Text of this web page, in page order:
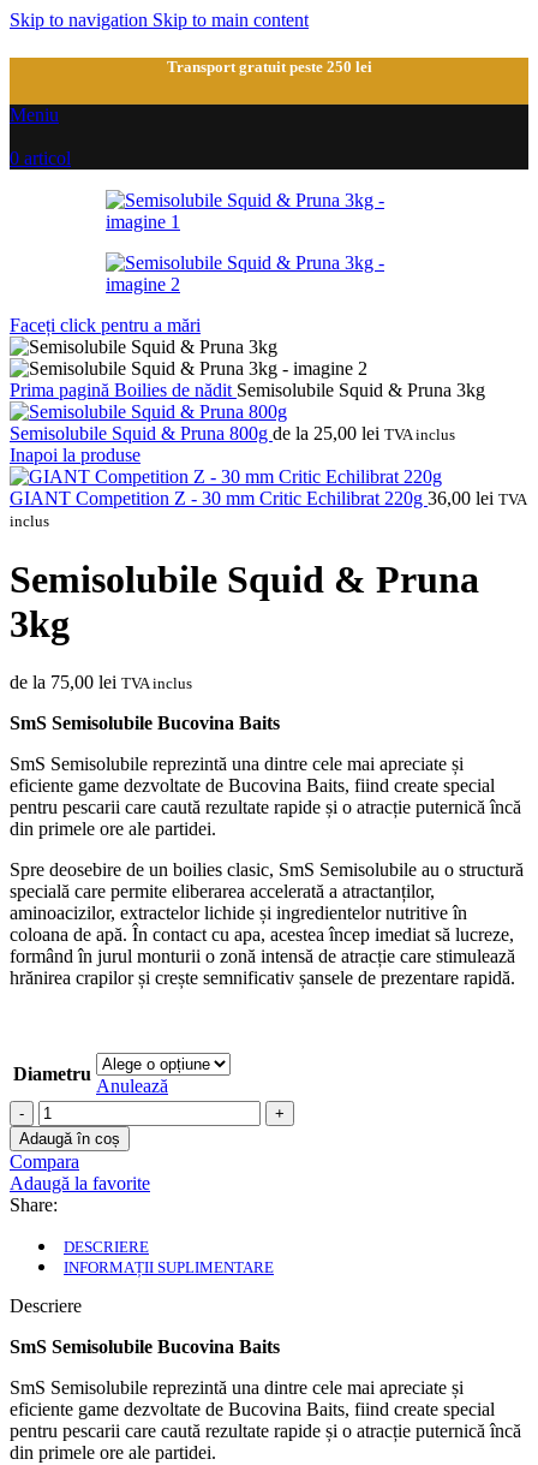
Skip to navigation Skip to main content
Transport gratuit peste 250 lei
Meniu
0 articol
Faceți click pentru a mări
Prima pagină Boilies de nădit Semisolubile Squid & Pruna 3kg
Semisolubile Squid & Pruna 800g de la 25,00 lei TVA inclus
Inapoi la produse
GIANT Competition Z - 30 mm Critic Echilibrat 220g 36,00 lei TVA
inclus
Semisolubile Squid & Pruna
3kg
de la 75,00 lei TVA inclus
SmS Semisolubile Bucovina Baits
SmS Semisolubile reprezintă una dintre cele mai apreciate și
eficiente game dezvoltate de Bucovina Baits, fiind create special
pentru pescarii care caută rezultate rapide și o atracție puternică încă
din primele ore ale partidei.
Spre deosebire de un boilies clasic, SmS Semisolubile au o structură
specială care permite eliberarea accelerată a atractanților,
aminoacizilor, extractelor lichide și ingredientelor nutritive în
coloana de apă. În contact cu apa, acestea încep imediat să lucreze,
formând în jurul monturii o zonă intensă de atracție care stimulează
hrănirea crapilor și crește semnificativ șansele de prezentare rapidă.
Diametru
Anulează
Cantitate
Semisolubile
Squid
&
Pruna
3kg
Adaugă în coș
Compara
Adaugă la favorite
Share:
DESCRIERE
INFORMAȚII SUPLIMENTARE
Descriere
SmS Semisolubile Bucovina Baits
SmS Semisolubile reprezintă una dintre cele mai apreciate și
eficiente game dezvoltate de Bucovina Baits, fiind create special
pentru pescarii care caută rezultate rapide și o atracție puternică încă
din primele ore ale partidei.